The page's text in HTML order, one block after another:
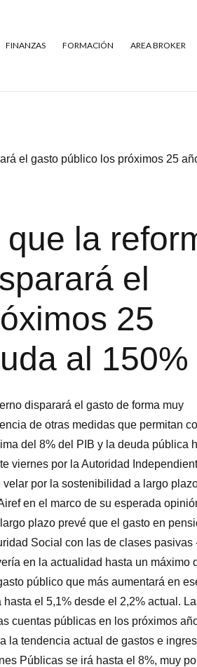
FINANZAS FORMACIÓN AREA BROKER
el gasto público los próximos 25
la
el
25
al 150%
disparará el gasto de forma muy
de otras medidas que permitan
del 8% del PIB y la deuda pública
viernes por la Autoridad
por la sostenibilidad a largo
en el marco de su esperada
plazo prevé que el gasto en
Social con las de clases pasivas
en la actualidad hasta un máximo
público que más aumentará en
el 5,1% desde el 2,2% actual.
cuentas públicas en los próximos
la tendencia actual de gastos e
Públicas se irá hasta el 8%, muy